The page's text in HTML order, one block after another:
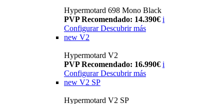
Hypermotard 698 Mono Black
PVP Recomendado: 14.390€ i
Configurar Descubrir más
new V2
Hypermotard V2
PVP Recomendado: 16.990€ i
Configurar Descubrir más
new V2 SP
Hypermotard V2 SP